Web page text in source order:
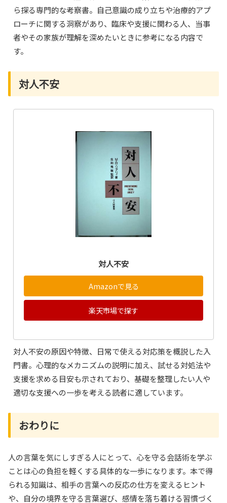
ら探る専門的な考察書。自己意識の成り立ちや治療的アプ
ローチに関する洞察があり、臨床や支援に関わる人、当事
者やその家族が理解を深めたいときに参考になる内容で
す。
対人不安
対人不安
Amazonで見る
楽天市場で探す
対人不安の原因や特徴、日常で使える対応策を概説した入
門書。心理的なメカニズムの説明に加え、試せる対処法や
支援を求める目安も示されており、基礎を整理したい人や
適切な支援への一歩を考える読者に適しています。
おわりに
人の言葉を気にしすぎる人にとって、心を守る会話術を学ぶ
ことは心の負担を軽くする具体的な一歩になります。本で得
られる知識は、相手の言葉への反応の仕方を変えるヒント
や、自分の境界を守る言葉選び、感情を落ち着ける習慣づく